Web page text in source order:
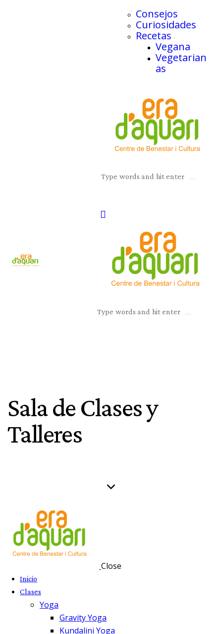
Consejos
Curiosidades
Recetas
Vegana
Vegetarian
as
Sala de Clases y
Talleres
Close
Inicio
Clases
Yoga
Gravity Yoga
Kundalini Yoga